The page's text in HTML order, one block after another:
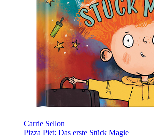
Carrie Sellon
Pizza Piet: Das erste Stück Magie